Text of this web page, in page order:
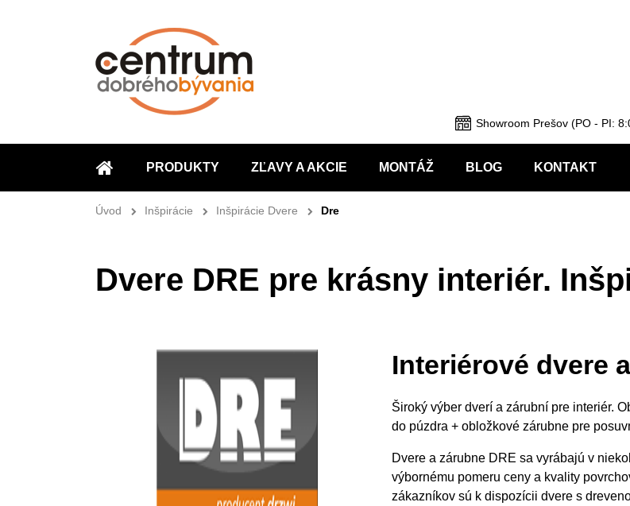
ÚVOD
PRODUKTY ZĽAVY A AKCIE MONTÁŽ BLOG KONTAKT
Showroom Prešov (PO - PI:
Úvod Inšpirácie Inšpirácie Dvere Dre
Dvere DRE pre krásny interiér.
Interiérové dvere
Široký výber dverí a zárubní pre interiér.
do púzdra + obložkové zárubne pre
Dvere a zárubne DRE sa vyrábajú v
výbornému pomeru ceny a kvality
zákazníkov sú k dispozícii dvere s